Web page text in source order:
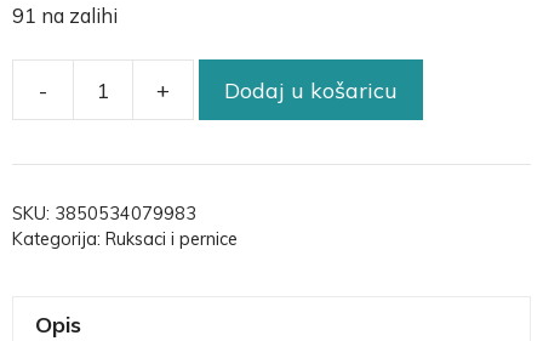
91 na zalihi
- + Dodaj u košaricu
SKU: 3850534079983
Kategorija: Ruksaci i pernice
Opis